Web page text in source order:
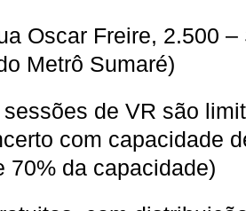
Oscar Freire, 2.500
Metrô Sumaré)
de VR são
com capacidade
70% da capacidade)